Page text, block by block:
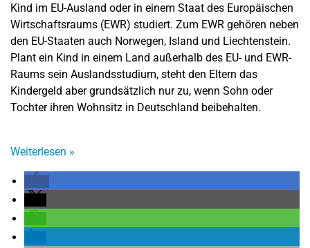
Kind im EU-Ausland oder in einem Staat des Europäischen
Wirtschaftsraums (EWR) studiert. Zum EWR gehören neben
den EU-Staaten auch Norwegen, Island und Liechtenstein.
Plant ein Kind in einem Land außerhalb des EU- und EWR-
Raums sein Auslandsstudium, steht den Eltern das
Kindergeld aber grundsätzlich nur zu, wenn Sohn oder
Tochter ihren Wohnsitz in Deutschland beibehalten.
Weiterlesen »